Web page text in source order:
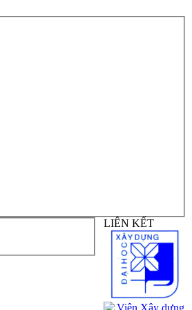
LIÊN KẾT